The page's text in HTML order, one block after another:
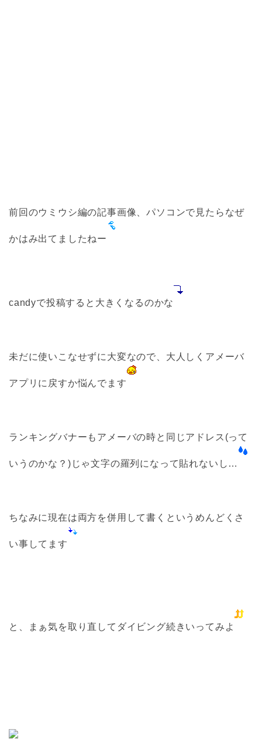
前回のウミウシ編の記事画像、パソコンで見たらなぜ
かはみ出てましたねー
candyで投稿すると大きくなるのかな
未だに使いこなせずに大変なので、大人しくアメーバ
アプリに戻すか悩んでます
ランキングバナーもアメーバの時と同じアドレス(って
いうのかな？)じゃ文字の羅列になって貼れないし…
ちなみに現在は両方を併用して書くというめんどくさ
い事してます
と、まぁ気を取り直してダイビング続きいってみよ